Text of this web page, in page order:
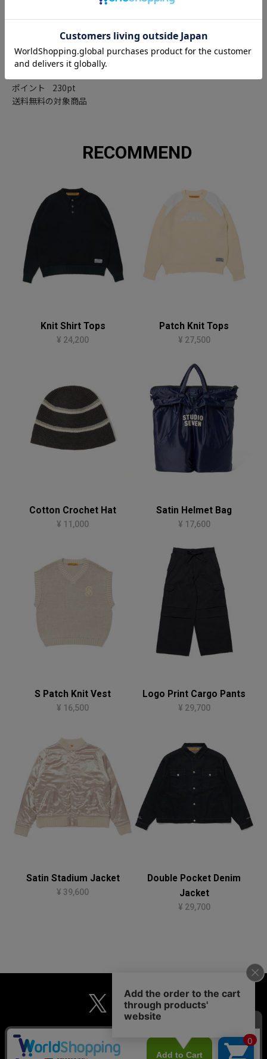
身幅
M
62cm 45cm 60cm
26cm
67cm 49cm 65cm 29cm
SERVICE DETAIL
ポイント 230pt
送料無料の対象商品
RECOMMEND
Knit Shirt Tops
¥ 24,200
Patch Knit Tops
¥ 27,500
Cotton Crochet Hat
¥ 11,000
Satin Helmet Bag
¥ 17,600
S Patch Knit Vest
¥ 16,500
Logo Print Cargo Pants
¥ 29,700
Satin Stadium Jacket
¥ 39,600
Double Pocket Denim
Jacket
¥ 29,700
MAIL MAGAZINE 個人情報保護方針